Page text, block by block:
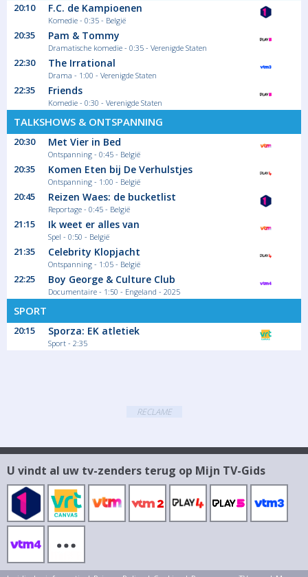
Seizoen 1 aflevering
Met Pomme Moscovite - of Pommes Tsarine -
als...
Magazine - duiding Culinair
23:00
Lekker Messy
Seizoen 1 aflevering
De lunch van Jelle en Hans is een variatie op
de...
Magazine - duiding Reportage
23:25
Vanavond bij ons
Als de bomma komt eten, moet alles
kloppen. Loïc...
Magazine - duiding Culinair
Guillaume's Paris
grootste...
Magazine - duiding Culinair
voor...
20:10 F.C. de Kampioenen
Komedie - 0:35 - België
20:35 Pam & Tommy
Dramatische komedie - 0:35 - Verenigde Staten
22:30 The Irrational
Drama - 1:00 - Verenigde Staten
22:35 Friends
Komedie - 0:30 - Verenigde Staten
TALKSHOWS & ONTSPANNING
20:30 Met Vier in Bed
Ontspanning - 0:45 - België
20:35 Komen Eten bij De Verhulstjes
Ontspanning - 1:00 - België
20:45 Reizen Waes: de bucketlist
Reportage - 0:45 - België
21:15 Ik weet er alles van
Spel - 0:50 - België
21:35 Celebrity Klopjacht
Ontspanning - 1:05 - België
22:25 Boy George & Culture Club
Documentaire - 1:50 - Engeland - 2025
SPORT
20:15 Sporza: EK atletiek
Sport - 2:35
RECLAME
U vindt al uw tv-zenders terug op Mijn TV-Gids